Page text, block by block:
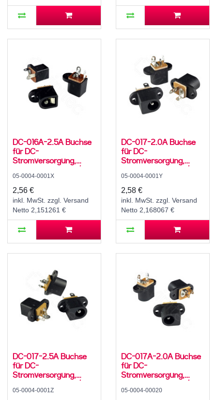
DC-016A-2.5A Buchse
für DC-
Stromversorgung,
Lötfahnen, für 5,5 / 2,5
mm Hohlstecker, 30 V,
500 mA, 0°, -20..70 °C
05-0004-0001X
2,56 €
inkl. MwSt. zzgl. Versand
Netto 2,151261 €
DC-017-2.0A Buchse
für DC-
Stromversorgung,
Lötfahnen, für 5,5 / 2,1
mm Hohlstecker, 30 V,
500 mA, 0°, -20..70 °C
05-0004-0001Y
2,58 €
inkl. MwSt. zzgl. Versand
Netto 2,168067 €
DC-017-2.5A Buchse
für DC-
Stromversorgung,
Lötfahnen, für 5,5 / 2,5
mm Hohlstecker, 30 V,
05-0004-0001Z
DC-017A-2.0A Buchse
für DC-
Stromversorgung,
Lötfahnen, für 5,5 / 2,1
mm Hohlstecker, 30 V,
05-0004-00020